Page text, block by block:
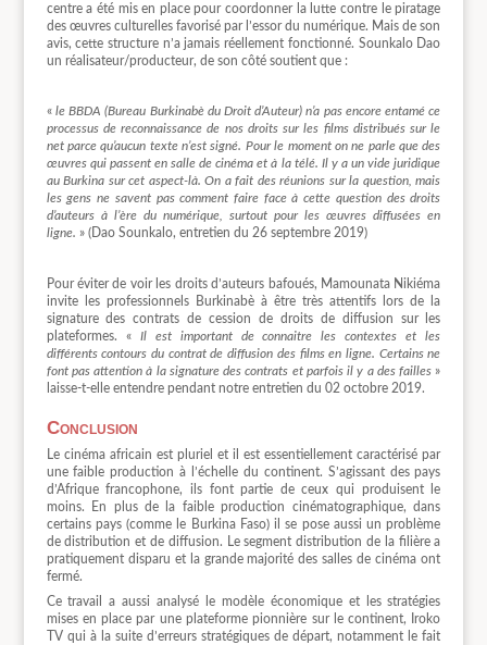
centre a été mis en place pour coordonner la lutte contre le piratage
des œuvres culturelles favorisé par l’essor du numérique. Mais de son
avis, cette structure n’a jamais réellement fonctionné. Sounkalo Dao
un réalisateur/producteur, de son côté soutient que :
« le BBDA (Bureau Burkinabè du Droit d’Auteur) n’a pas encore entamé ce
processus de reconnaissance de nos droits sur les films distribués sur le
net parce qu’aucun texte n’est signé. Pour le moment on ne parle que des
œuvres qui passent en salle de cinéma et à la télé. Il y a un vide juridique
au Burkina sur cet aspect-là. On a fait des réunions sur la question, mais
les gens ne savent pas comment faire face à cette question des droits
d’auteurs à l’ère du numérique, surtout pour les œuvres diffusées en
ligne. » (Dao Sounkalo, entretien du 26 septembre 2019)
Pour éviter de voir les droits d’auteurs bafoués, Mamounata Nikiéma
invite les professionnels Burkinabè à être très attentifs lors de la
signature des contrats de cession de droits de diffusion sur les
plateformes. « Il est important de connaitre les contextes et les
différents contours du contrat de diffusion des films en ligne. Certains ne
font pas attention à la signature des contrats et parfois il y a des failles »
laisse-t-elle entendre pendant notre entretien du 02 octobre 2019.
Conclusion
Le cinéma africain est pluriel et il est essentiellement caractérisé par
une faible production à l’échelle du continent. S’agissant des pays
d’Afrique francophone, ils font partie de ceux qui produisent le
moins. En plus de la faible production cinématographique, dans
certains pays (comme le Burkina Faso) il se pose aussi un problème
de distribution et de diffusion. Le segment distribution de la filière a
pratiquement disparu et la grande majorité des salles de cinéma ont
fermé.
Ce travail a aussi analysé le modèle économique et les stratégies
mises en place par une plateforme pionnière sur le continent, Iroko
TV qui à la suite d’erreurs stratégiques de départ, notamment le fait